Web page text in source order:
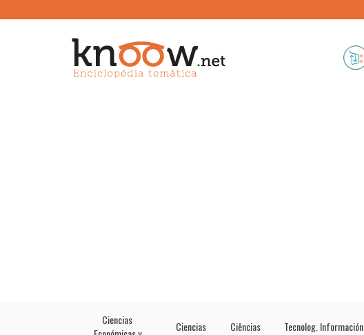
Ciencias
Ciencias
Ciências
Tecnolog. Información